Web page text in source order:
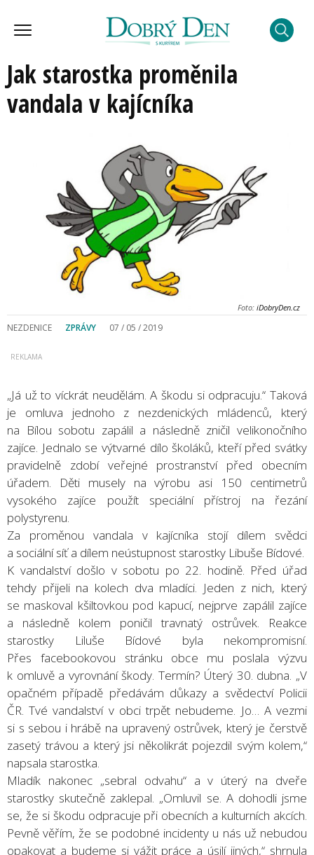
Jak starostka proměnila
vandala v kajícníka
Foto: iDobryDen.cz
NEZDENICE ZPRÁVY 07 / 05 / 2019
„Já už to víckrát neudělám. A škodu si odpracuju.“ Taková
je omluva jednoho z nezdenických mládenců, který
na Bílou sobotu zapálil a následně zničil velikonočního
zajíce. Jednalo se výtvarné dílo školáků, kteří před svátky
pravidelně zdobí veřejné prostranství před obecním
úřadem. Děti musely na výrobu asi 150 centimetrů
vysokého zajíce použít speciální přístroj na řezání
polystyrenu.
Za proměnou vandala v kajícníka stojí dílem svědci
a sociální síť a dílem neústupnost starostky Libuše Bídové.
K vandalství došlo v sobotu po 22. hodině. Před úřad
tehdy přijeli na kolech dva mladíci. Jeden z nich, který
se maskoval kšiltovkou pod kapucí, nejprve zapálil zajíce
a následně kolem poničil travnatý ostrůvek. Reakce
starostky Liluše Bídové byla nekompromisní.
Přes facebookovou stránku obce mu poslala výzvu
k omluvě a vyrovnání škody. Termín? Úterý 30. dubna. „V
opačném případě předávám důkazy a svědectví Policii
ČR. Tvé vandalství v obci trpět nebudeme. Jo… A vezmi
si s sebou i hrábě na upravený ostrůvek, který je čerstvě
zasetý trávou a který jsi několikrát pojezdil svým kolem,“
napsala starostka.
Mladík nakonec „sebral odvahu“ a v úterý na dveře
starostky skutečně zaklepal. „Omluvil se. A dohodli jsme
se, že si škodu odpracuje při obecních a kulturních akcích.
Pevně věřím, že se podobné incidenty u nás už nebudou
opakovat a budeme si vážit práce a úsilí jiných,“ shrnula